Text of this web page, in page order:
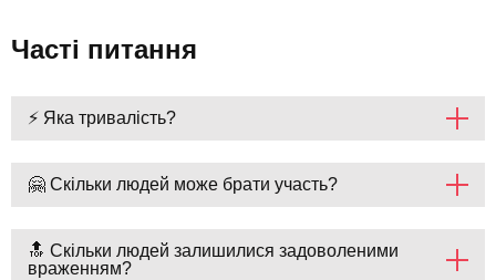
Часті питання
⚡ Яка тривалість?
🤗 Скільки людей може брати участь?
🔝 Скільки людей залишилися задоволеними
враженням?